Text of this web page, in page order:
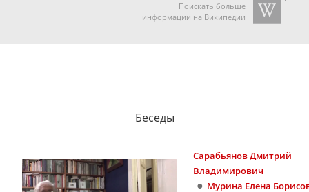
Поискать больше
информации на Википедии
Беседы
СарабьяновДмитрий
Владимирович
Мурина Елена